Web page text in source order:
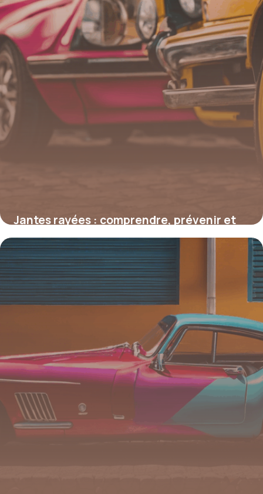
Jantes rayées : comprendre, prévenir et
restaurer l’esthétique de vos roues
4 juillet 2025